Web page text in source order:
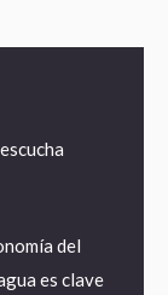
del
es clave